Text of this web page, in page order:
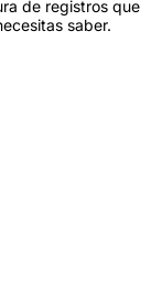
de registros que
saber.